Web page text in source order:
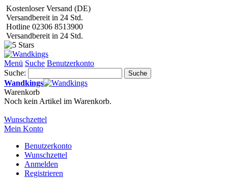
Kostenloser Versand (DE)
Versandbereit in 24 Std.
Hotline 02306 8513900
Versandbereit in 24 Std.
Menü Suche Benutzerkonto
Suche:
Suche
Wandkings
Warenkorb
Noch kein Artikel im Warenkorb.
Wunschzettel
Mein Konto
Benutzerkonto
Wunschzettel
Anmelden
Registrieren